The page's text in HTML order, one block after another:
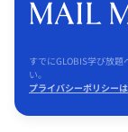
すでにGLOBIS学び放
い。
プライバシーポリシー